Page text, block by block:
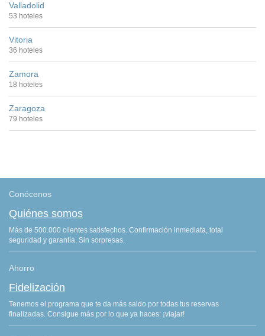
Valladolid
53 hoteles
Vitoria
36 hoteles
Zamora
18 hoteles
Zaragoza
79 hoteles
Conócenos
Quiénes somos
Más de 500.000 clientes satisfechos. Confirmación inmediata, total
seguridad y garantía. Sin sorpresas.
Ahorro
Fidelización
Tenemos el programa que te da más saldo por todas tus reservas
finalizadas. Consigue más por lo que ya haces: ¡viajar!